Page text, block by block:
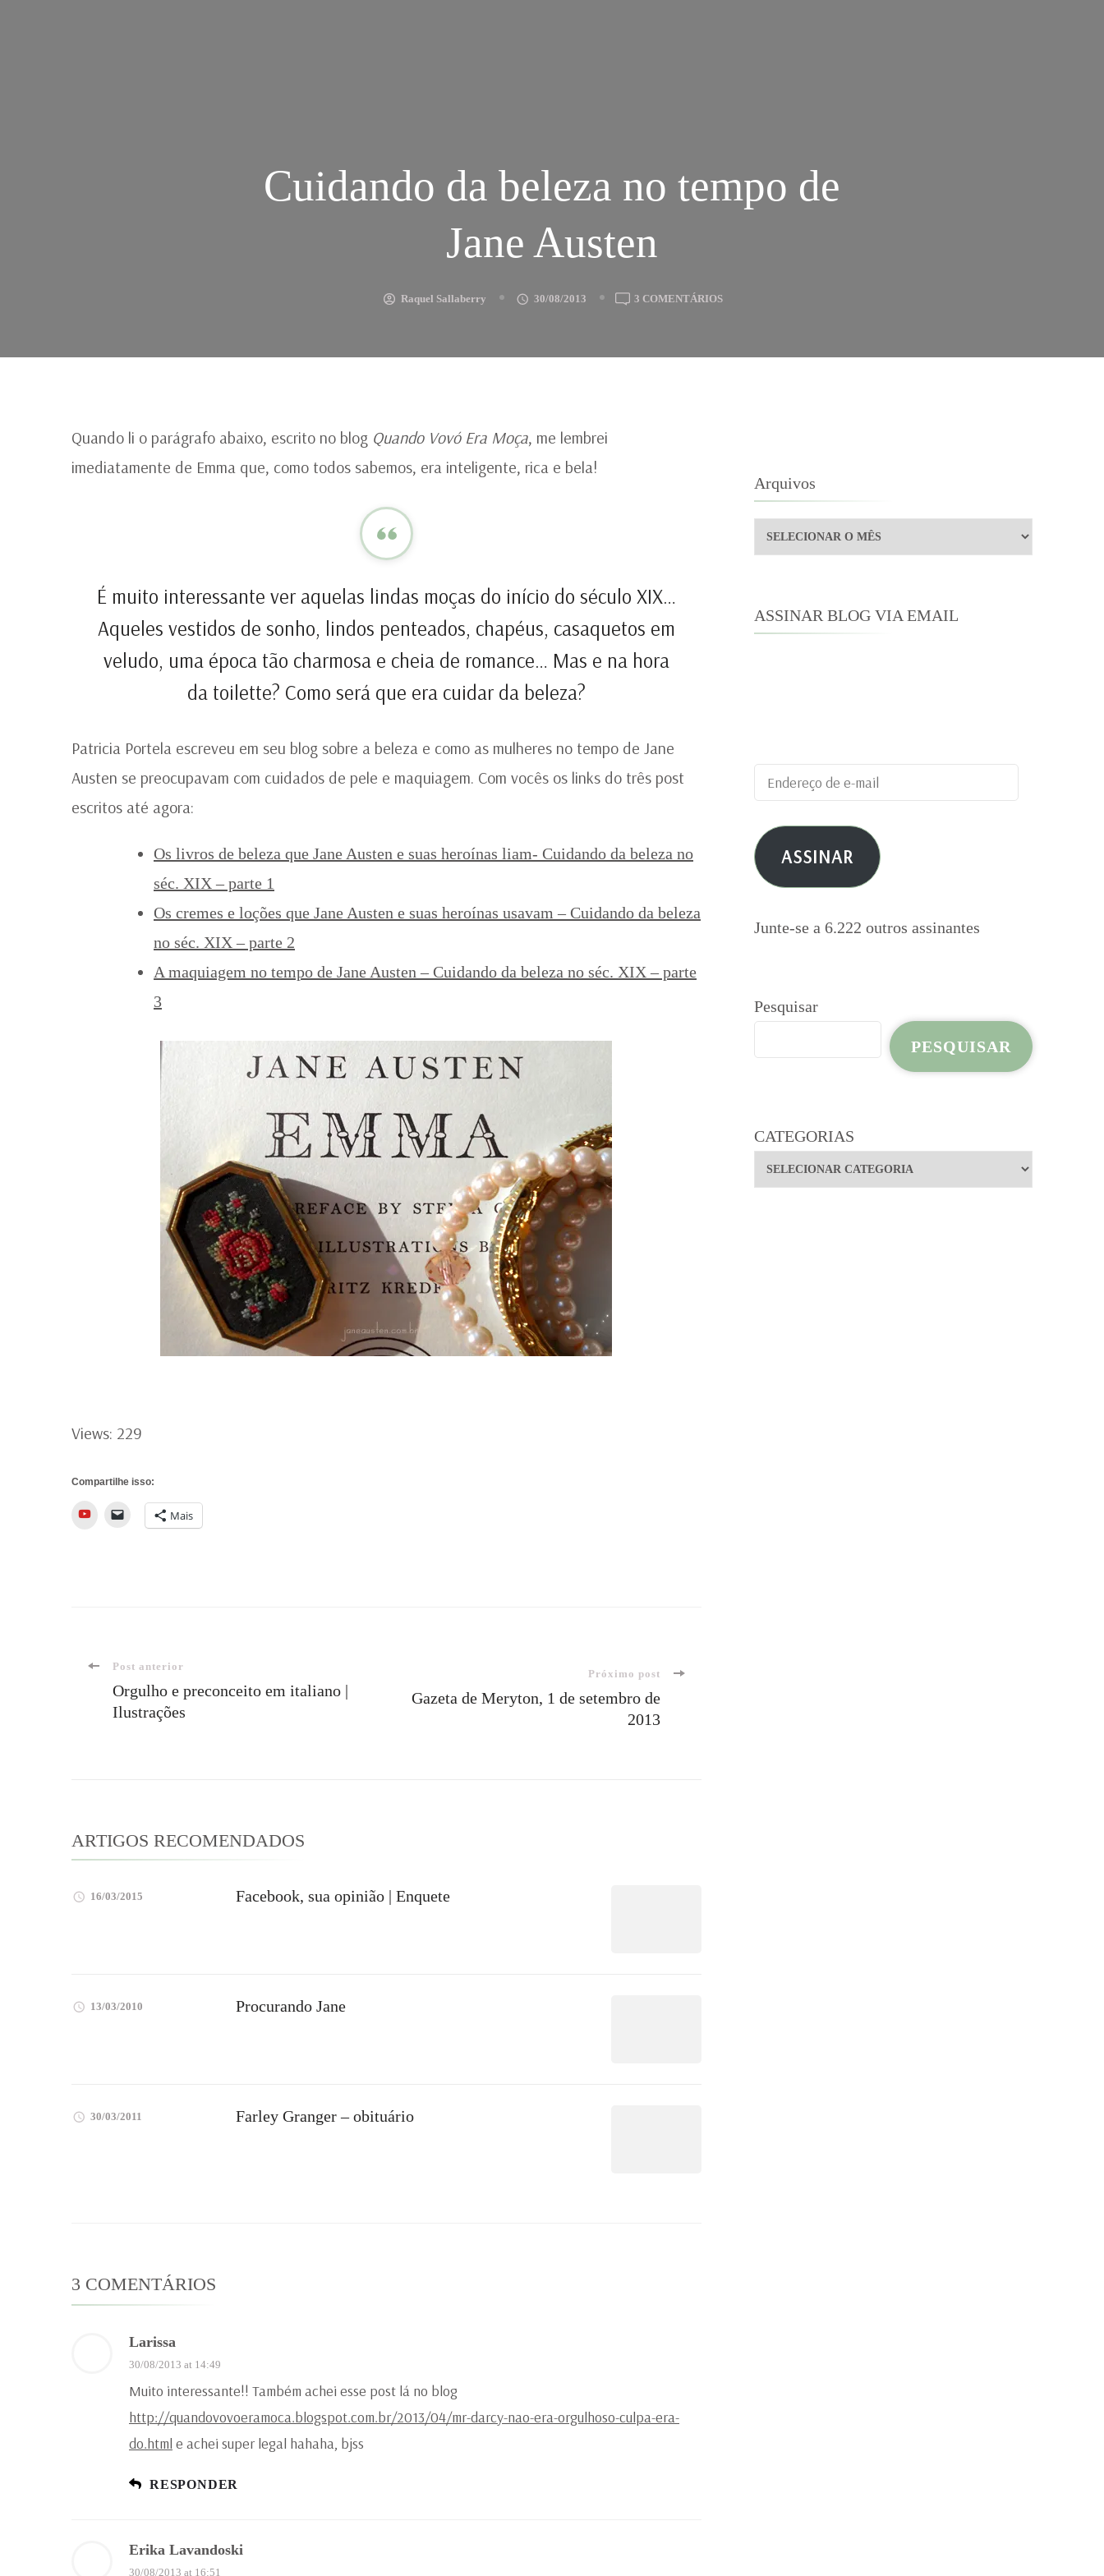
Cuidando da beleza no tempo de
Jane Austen
Raquel Sallaberry 30/08/2013 3 COMENTÁRIOSEM
BELEZA
Quando li o parágrafo abaixo, escrito no blog Quando Vovó Era Moça, me lembrei
imediatamente de Emma que, como todos sabemos, era inteligente, rica e bela!
É muito interessante ver aquelas lindas moças do início do século XIX…
Aqueles vestidos de sonho, lindos penteados, chapéus, casaquetos em
veludo, uma época tão charmosa e cheia de romance… Mas e na hora
da toilette? Como será que era cuidar da beleza?
Patricia Portela escreveu em seu blog sobre a beleza e como as mulheres no tempo de Jane
Austen se preocupavam com cuidados de pele e maquiagem. Com vocês os links do três post
escritos até agora:
Os livros de beleza que Jane Austen e suas heroínas liam- Cuidando da beleza no
séc. XIX – parte 1
Os cremes e loções que Jane Austen e suas heroínas usavam – Cuidando da beleza
no séc. XIX – parte 2
A maquiagem no tempo de Jane Austen – Cuidando da beleza no séc. XIX – parte
3
Views: 229
Compartilhe isso:
YouTube Mais
Navegação
Post anterior
Orgulho e preconceito em italiano |
Ilustrações
Próximo post
Gazeta de Meryton, 1 de setembro de
2013
ARTIGOS RECOMENDADOS
16/03/2015 Facebook, sua opinião | Enquete
13/03/2010 Procurando Jane
30/03/2011 Farley Granger – obituário
3 COMENTÁRIOS
Larissa
30/08/2013 at 14:49
Muito interessante!! Também achei esse post lá no blog
http://quandovovoeramoca.blogspot.com.br/2013/04/mr-darcy-nao-era-orgulhoso-culpa-era-
do.html e achei super legal hahaha, bjss
RESPONDER
Erika Lavandoski
30/08/2013 at 16:51
Arquivos
Arquivos
ASSINAR BLOG VIA EMAIL
Endereço
de
e-
mail ASSINAR
Junte-se a 6.222 outros assinantes
Pesquisar
PESQUISAR
CATEGORIAS